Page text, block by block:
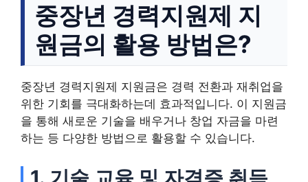
중장년 경력지원제 지
원금의 활용 방법은?
중장년 경력지원제 지원금은 경력 전환과 재취업을
위한 기회를 극대화하는데 효과적입니다. 이 지원금
을 통해 새로운 기술을 배우거나 창업 자금을 마련
하는 등 다양한 방법으로 활용할 수 있습니다.